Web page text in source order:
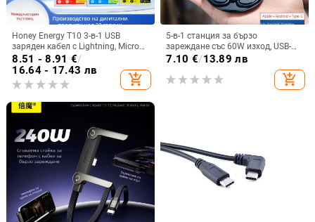
Honey Energy T10 3-в-1 USB
заряден кабел с Lightning, Micro
USB и Type-C – бързо зареждане
до 65W, PVC
8.51 - 8.91 €/
16.64 - 17.43 лв
add_shopping_cart
5-в-1 станция за бързо
зареждане със 60W изход, USB-
C/Lightning/Micro USB
7.10 €/13.89 лв
add_shopping_cart